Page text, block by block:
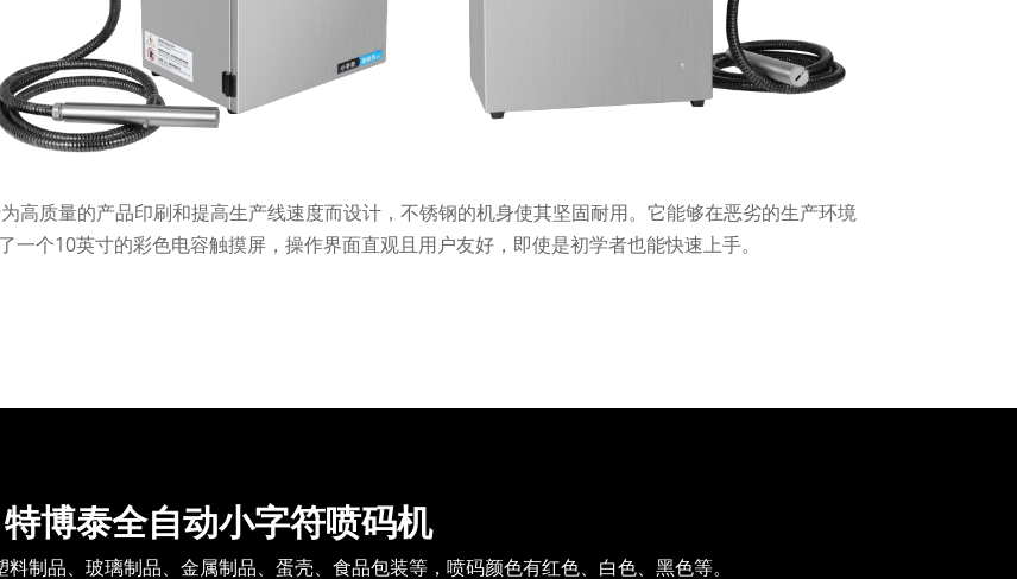
高质量的产品印刷和提高生产线速度而设计，不锈钢的机身使其坚固耐用。它能够在恶劣的生产环境
个10英寸的彩色电容触摸屏，操作界面直观且用户友好，即使是初学者也能快速上手。
特博泰全自动小字符喷码机
制品、玻璃制品、金属制品、蛋壳、食品包装等，喷码颜色有红色、白色、黑色等。